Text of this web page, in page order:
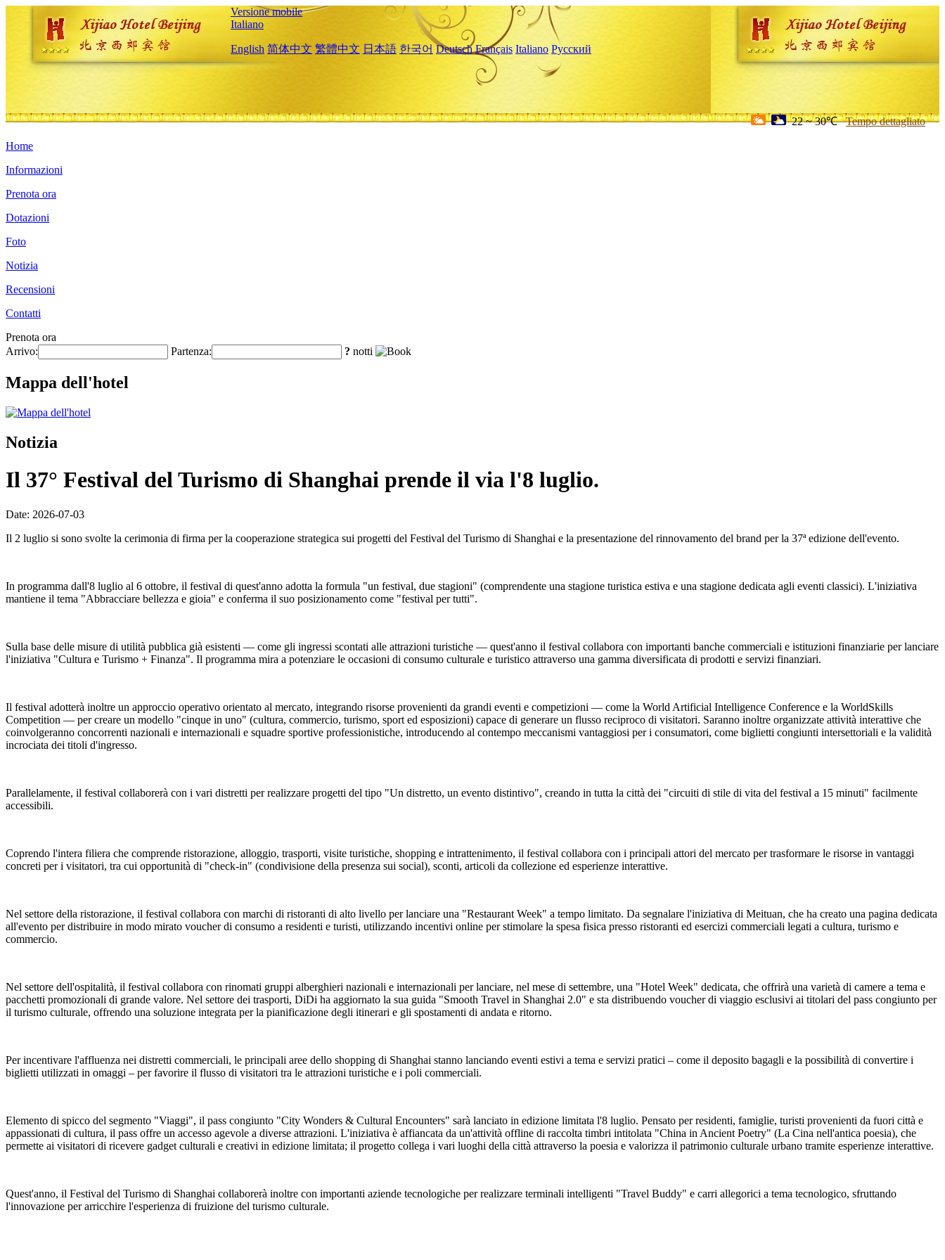
Versione mobile
Italiano
English 简体中文 繁體中文 日本語 한국어 Deutsch Français Italiano Русский
22 ~ 30℃ Tempo dettagliato
Home
Informazioni
Prenota ora
Dotazioni
Foto
Notizia
Recensioni
Contatti
Prenota ora
Arrivo:
Partenza: ? notti
Mappa dell'hotel
Notizia
Il 37° Festival del Turismo di Shanghai prende il via l'8 luglio.
Date: 2026-07-03
Il 2 luglio si sono svolte la cerimonia di firma per la cooperazione strategica sui progetti del Festival del Turismo di Shanghai e la presentazione del rinnovamento del brand per la 37ª edizione dell'evento.
In programma dall'8 luglio al 6 ottobre, il festival di quest'anno adotta la formula "un festival, due stagioni" (comprendente una stagione turistica estiva e una stagione dedicata agli eventi classici). L'iniziativa
mantiene il tema "Abbracciare bellezza e gioia" e conferma il suo posizionamento come "festival per tutti".
Sulla base delle misure di utilità pubblica già esistenti — come gli ingressi scontati alle attrazioni turistiche — quest'anno il festival collabora con importanti banche commerciali e istituzioni finanziarie per lanciare
l'iniziativa "Cultura e Turismo + Finanza". Il programma mira a potenziare le occasioni di consumo culturale e turistico attraverso una gamma diversificata di prodotti e servizi finanziari.
Il festival adotterà inoltre un approccio operativo orientato al mercato, integrando risorse provenienti da grandi eventi e competizioni — come la World Artificial Intelligence Conference e la WorldSkills
Competition — per creare un modello "cinque in uno" (cultura, commercio, turismo, sport ed esposizioni) capace di generare un flusso reciproco di visitatori. Saranno inoltre organizzate attività interattive che
coinvolgeranno concorrenti nazionali e internazionali e squadre sportive professionistiche, introducendo al contempo meccanismi vantaggiosi per i consumatori, come biglietti congiunti intersettoriali e la validità
incrociata dei titoli d'ingresso.
Parallelamente, il festival collaborerà con i vari distretti per realizzare progetti del tipo "Un distretto, un evento distintivo", creando in tutta la città dei "circuiti di stile di vita del festival a 15 minuti" facilmente
accessibili.
Coprendo l'intera filiera che comprende ristorazione, alloggio, trasporti, visite turistiche, shopping e intrattenimento, il festival collabora con i principali attori del mercato per trasformare le risorse in vantaggi
concreti per i visitatori, tra cui opportunità di "check-in" (condivisione della presenza sui social), sconti, articoli da collezione ed esperienze interattive.
Nel settore della ristorazione, il festival collabora con marchi di ristoranti di alto livello per lanciare una "Restaurant Week" a tempo limitato. Da segnalare l'iniziativa di Meituan, che ha creato una pagina dedicata
all'evento per distribuire in modo mirato voucher di consumo a residenti e turisti, utilizzando incentivi online per stimolare la spesa fisica presso ristoranti ed esercizi commerciali legati a cultura, turismo e
commercio.
Nel settore dell'ospitalità, il festival collabora con rinomati gruppi alberghieri nazionali e internazionali per lanciare, nel mese di settembre, una "Hotel Week" dedicata, che offrirà una varietà di camere a tema e
pacchetti promozionali di grande valore. Nel settore dei trasporti, DiDi ha aggiornato la sua guida "Smooth Travel in Shanghai 2.0" e sta distribuendo voucher di viaggio esclusivi ai titolari del pass congiunto per
il turismo culturale, offrendo una soluzione integrata per la pianificazione degli itinerari e gli spostamenti di andata e ritorno.
Per incentivare l'affluenza nei distretti commerciali, le principali aree dello shopping di Shanghai stanno lanciando eventi estivi a tema e servizi pratici – come il deposito bagagli e la possibilità di convertire i
biglietti utilizzati in omaggi – per favorire il flusso di visitatori tra le attrazioni turistiche e i poli commerciali.
Elemento di spicco del segmento "Viaggi", il pass congiunto "City Wonders & Cultural Encounters" sarà lanciato in edizione limitata l'8 luglio. Pensato per residenti, famiglie, turisti provenienti da fuori città e
appassionati di cultura, il pass offre un accesso agevole a diverse attrazioni. L'iniziativa è affiancata da un'attività offline di raccolta timbri intitolata "China in Ancient Poetry" (La Cina nell'antica poesia), che
permette ai visitatori di ricevere gadget culturali e creativi in edizione limitata; il progetto collega i vari luoghi della città attraverso la poesia e valorizza il patrimonio culturale urbano tramite esperienze interattive.
Quest'anno, il Festival del Turismo di Shanghai collaborerà inoltre con importanti aziende tecnologiche per realizzare terminali intelligenti "Travel Buddy" e carri allegorici a tema tecnologico, sfruttando
l'innovazione per arricchire l'esperienza di fruizione del turismo culturale.